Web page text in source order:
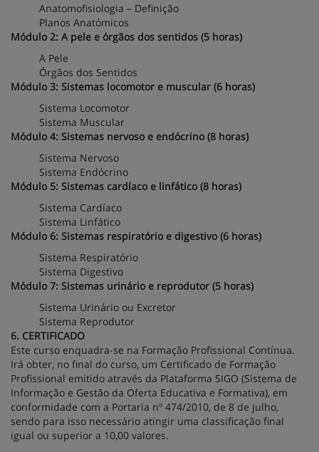
Anatomofisiologia – Definição
Planos Anatómicos
Módulo 2: A pele e órgãos dos sentidos (5 horas)
A Pele
Órgãos dos Sentidos
Módulo 3: Sistemas locomotor e muscular (6 horas)
Sistema Locomotor
Sistema Muscular
Módulo 4: Sistemas nervoso e endócrino (8 horas)
Sistema Nervoso
Sistema Endócrino
Módulo 5: Sistemas cardíaco e linfático (8 horas)
Sistema Cardíaco
Sistema Linfático
Módulo 6: Sistemas respiratório e digestivo (6 horas)
Sistema Respiratório
Sistema Digestivo
Módulo 7: Sistemas urinário e reprodutor (5 horas)
Sistema Urinário ou Excretor
Sistema Reprodutor
6. CERTIFICADO
Este curso enquadra-se na Formação Profissional Contínua.
Irá obter, no final do curso, um Certificado de Formação
Profissional emitido através da Plataforma SIGO (Sistema de
Informação e Gestão da Oferta Educativa e Formativa), em
conformidade com a Portaria nº 474/2010, de 8 de julho,
sendo para isso necessário atingir uma classificação final
igual ou superior a 10,00 valores.